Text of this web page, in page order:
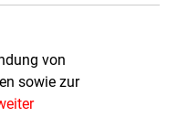
von
sowie zur